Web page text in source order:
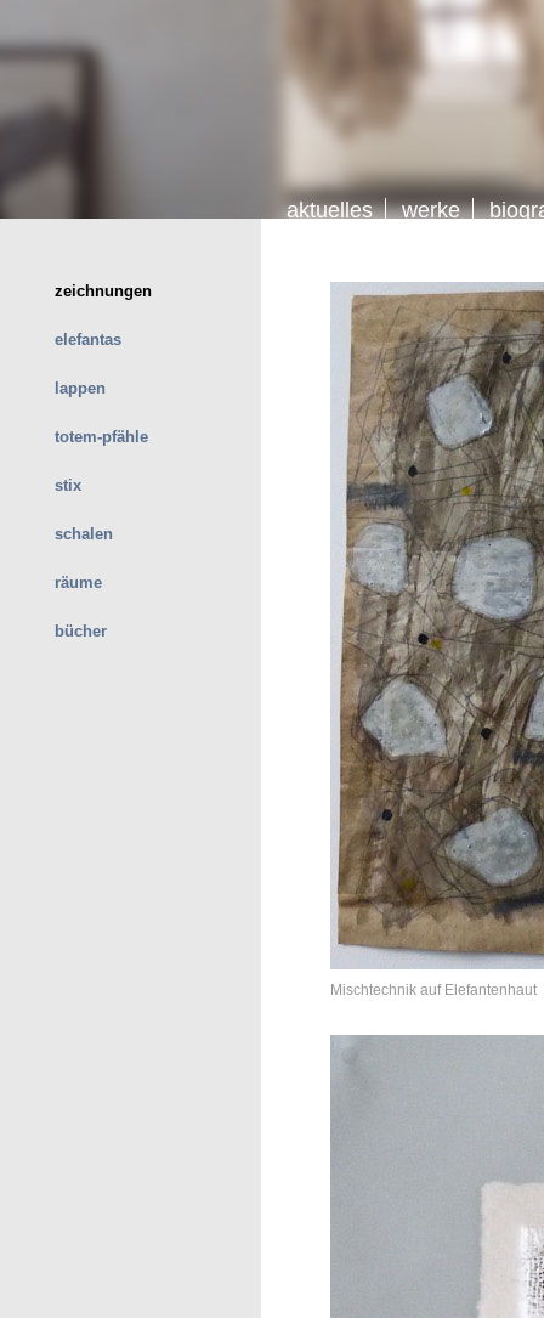
aktuelles werke
zeichnungen
elefantas
lappen
totem-pfähle
stix
schalen
räume
bücher
Mischtechnik auf Elefantenhaut